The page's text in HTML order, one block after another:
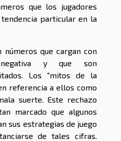
que los jugadores
particular en la
que cargan con
negativa y que son
Los "mitos de la
referencia a ellos como
suerte. Este rechazo
marcado que algunos
sus estrategias de juego
de tales cifras.